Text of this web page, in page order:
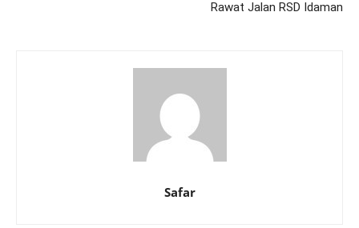
Rawat Jalan RSD Idaman
Safar